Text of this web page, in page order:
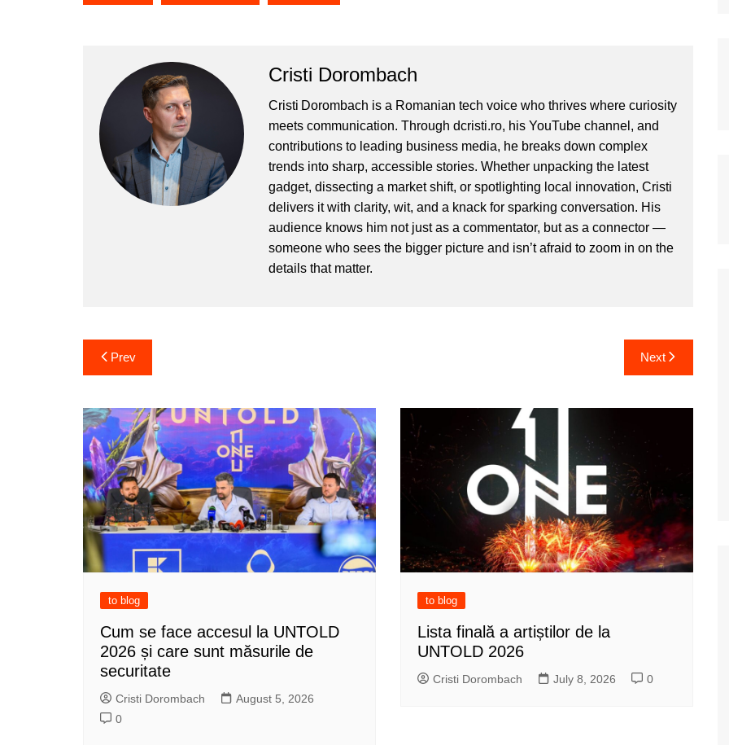
Cristi Dorombach
Cristi Dorombach is a Romanian tech voice who thrives where curiosity
meets communication. Through dcristi.ro, his YouTube channel, and
contributions to leading business media, he breaks down complex
trends into sharp, accessible stories. Whether unpacking the latest
gadget, dissecting a market shift, or spotlighting local innovation, Cristi
delivers it with clarity, wit, and a knack for sparking conversation. His
audience knows him not just as a commentator, but as a connector —
someone who sees the bigger picture and isn’t afraid to zoom in on the
details that matter.
Post
navigation
Prev Next
to blog
Cum se face accesul la UNTOLD
2026 și care sunt măsurile de
securitate
Cristi Dorombach
August 5, 2026
0
to blog
Lista finală a artiștilor de la
UNTOLD 2026
Cristi Dorombach July 8, 2026 0